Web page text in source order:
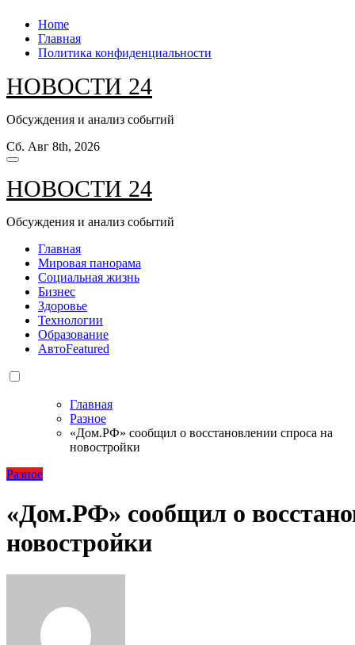
Перейти
содержанию
Home
Главная
Политика конфиденциальности
НОВОСТИ 24
Обсуждения и анализ событий
Сб. Авг 8th, 2026
НОВОСТИ 24
Обсуждения и анализ событий
Главная
Мировая панорама
Социальная жизнь
Бизнес
Здоровье
Технологии
Образование
АвтоFeatured
Главная
Разное
«Дом.РФ» сообщил о восстановлении спроса на
новостройки
Разное
«Дом.РФ» сообщил о
новостройки